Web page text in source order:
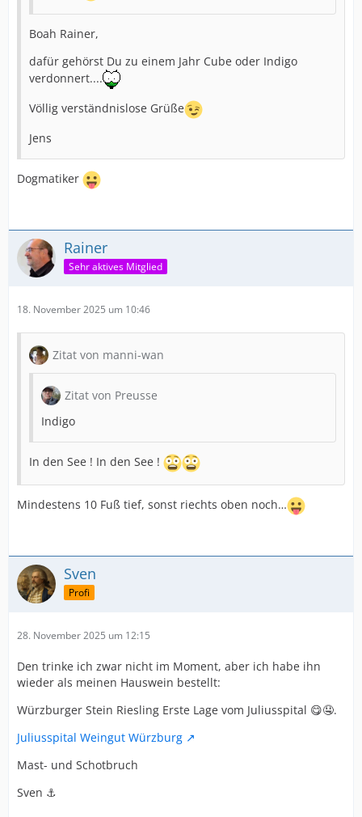
Boah Rainer,
dafür gehörst Du zu einem Jahr Cube oder Indigo
verdonnert....
Völlig verständnislose Grüße
Jens
Dogmatiker
Rainer
Sehr aktives Mitglied
18. November 2025 um 10:46
Zitat von manni-wan
Zitat von Preusse
Indigo
In den See ! In den See !
Mindestens 10 Fuß tief, sonst riechts oben noch…
Sven
Profi
28. November 2025 um 12:15
Den trinke ich zwar nicht im Moment, aber ich habe ihn
wieder als meinen Hauswein bestellt:
Würzburger Stein Riesling Erste Lage vom Juliusspital 😋🤤.
Juliusspital Weingut Würzburg
Mast- und Schotbruch
Sven ⚓️